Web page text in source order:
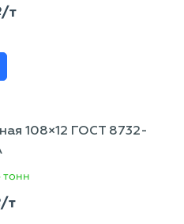
/т
108×12 ГОСТ 8732-
тонн
/т